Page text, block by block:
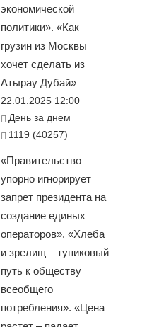
экономической
политики». «Как
грузин из Москвы
хочет сделать из
Атырау Дубай»
22.01.2025 12:00
День за днем
1119 (40257)
«Правительство
упорно игнорирует
запрет президента на
создание единых
операторов». «Хлеба
и зрелищ – тупиковый
путь к обществу
всеобщего
потребления». «Цена